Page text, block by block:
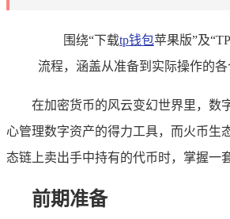
围绕“下载tp钱包苹果版”及
流程，涵盖从准备到实际操作的
在加密货币的风云变幻世界里，数
心管理数字资产的得力工具，而火币生
态链上卖出手中持有的代币时，掌握一
前期准备